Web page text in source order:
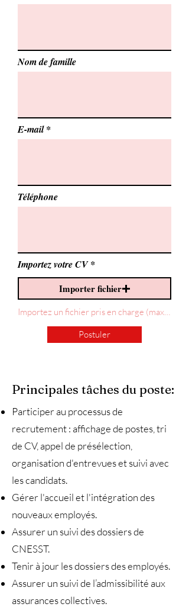
Nom de famille
E-mail
Téléphone
Importez votre CV
Importer fichier
Importez un fichier pris en charge (max. 15 Mo)
Postuler
Principales tâches du poste:
Participer au processus de
recrutement : affichage de postes, tri
de CV, appel de présélection,
organisation d'entrevues et suivi avec
les candidats.
Gérer l'accueil et l'intégration des
nouveaux employés.
Assurer un suivi des dossiers de
CNESST.
Tenir à jour les dossiers des employés.
Assurer un suivi de l’admissibilité aux
assurances collectives.